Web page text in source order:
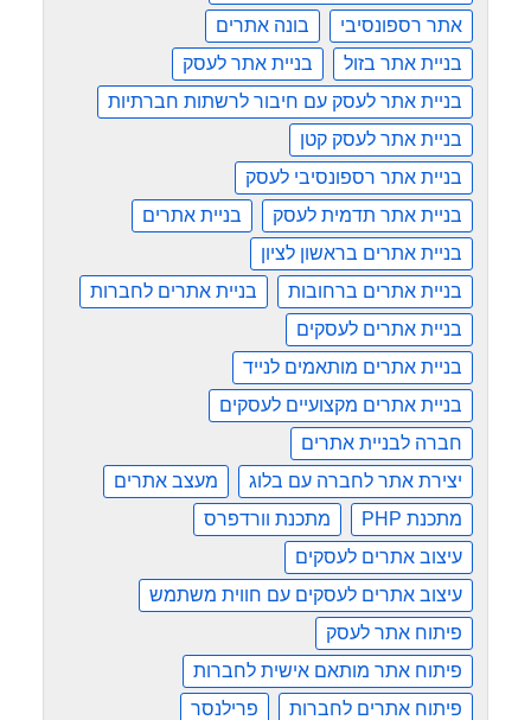
אתר רספונסיבי
בונה אתרים
בניית אתר בזול
בניית אתר לעסק
בניית אתר לעסק עם חיבור לרשתות חברתיות
בניית אתר לעסק קטן
בניית אתר רספונסיבי לעסק
בניית אתר תדמית לעסק
בניית אתרים
בניית אתרים בראשון לציון
בניית אתרים ברחובות
בניית אתרים לחברות
בניית אתרים לעסקים
בניית אתרים מותאמים לנייד
בניית אתרים מקצועיים לעסקים
חברה לבניית אתרים
יצירת אתר לחברה עם בלוג
מעצב אתרים
מתכנת PHP
מתכנת וורדפרס
עיצוב אתרים לעסקים
עיצוב אתרים לעסקים עם חווית משתמש
פיתוח אתר לעסק
פיתוח אתר מותאם אישית לחברות
פיתוח אתרים לחברות
פרילנסר